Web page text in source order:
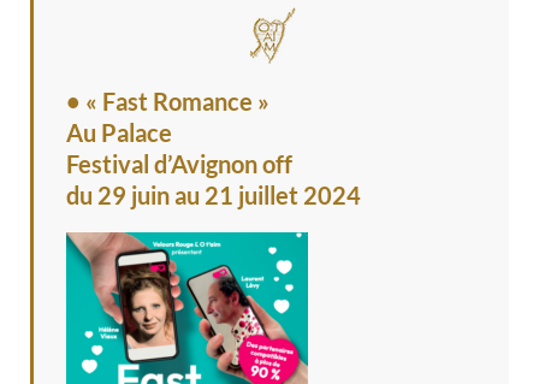
• « Fast Romance »
Au Palace
Festival d’Avignon off
du 29 juin au 21 juillet 2024